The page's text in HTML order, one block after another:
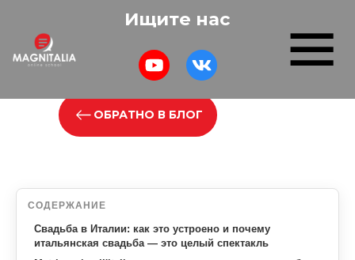
Ищите нас
ОБРАТНО В БЛОГ
СОДЕРЖАНИЕ
Свадьба в Италии: как это устроено и почему
итальянская свадьба — это целый спектакль